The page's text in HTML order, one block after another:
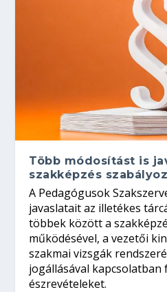
Több módosítást is
szakképzés
A Pedagógusok
javaslatait az illetékes
többek között a
működésével, a vezetői
szakmai vizsgák
jogállásával
észrevételeket.